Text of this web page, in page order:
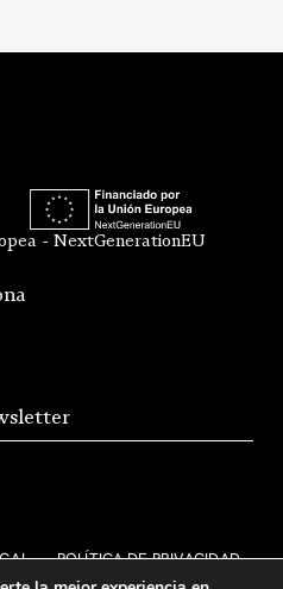
- NextGenerationEU
POLÍTICA DE PRIVACIDAD